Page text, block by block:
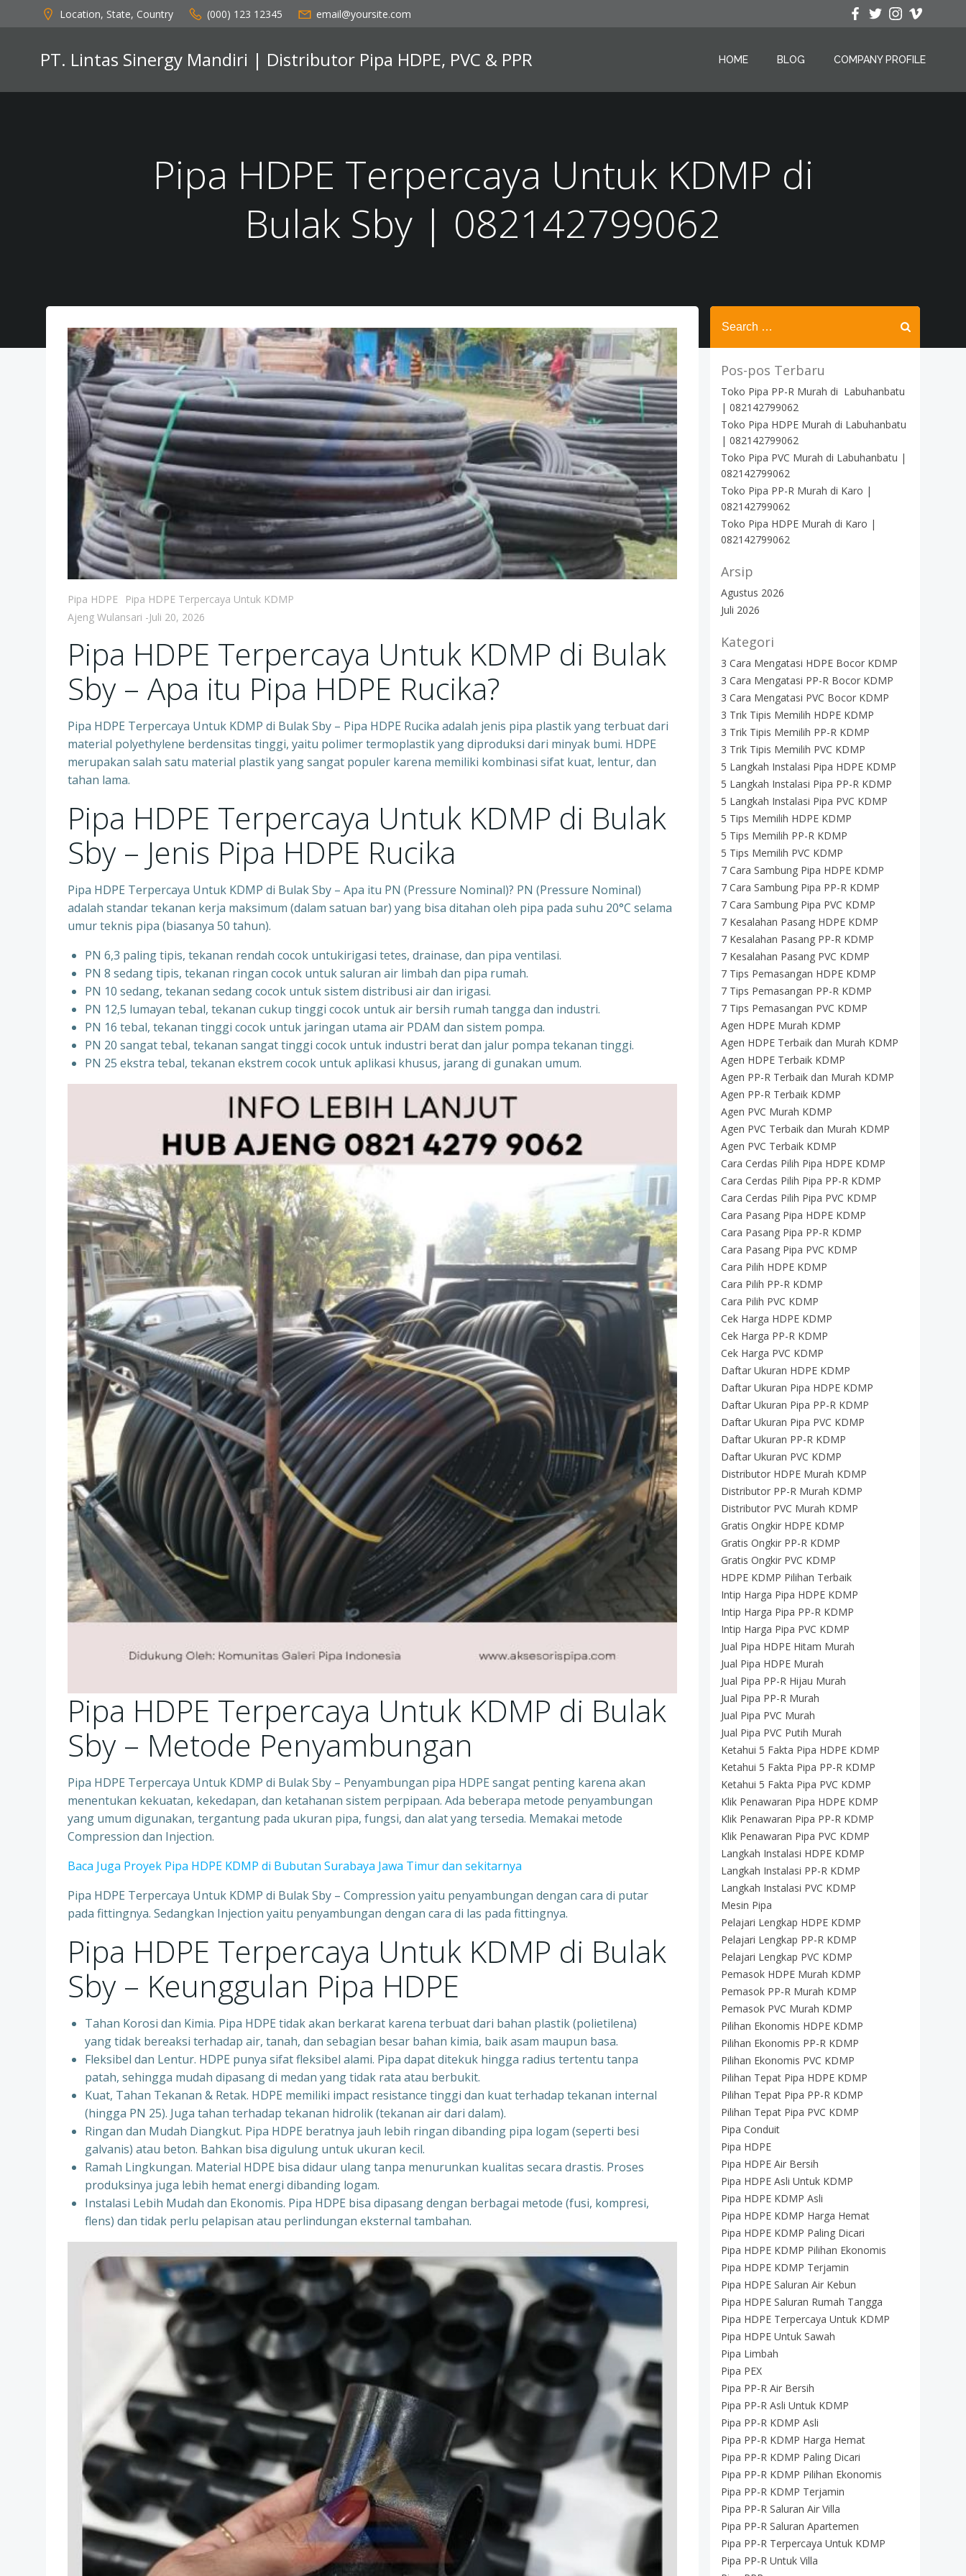
to
Location, State, Country (000) 123 12345 email@yoursite.com
PT. Lintas Sinergy Mandiri | Distributor Pipa HDPE, PVC & PPR HOME BLOG COMPANY PROFILE
Pipa HDPE Terpercaya Untuk KDMP di
Bulak Sby | 082142799062
Pipa HDPE
Pipa HDPE Terpercaya Untuk KDMP
Ajeng Wulansari -Juli 20, 2026
Pipa HDPE Terpercaya Untuk KDMP di Bulak
Sby – Apa itu Pipa HDPE Rucika?
Pipa HDPE Terpercaya Untuk KDMP di Bulak Sby – Pipa HDPE Rucika adalah jenis pipa plastik yang terbuat dari
material polyethylene berdensitas tinggi, yaitu polimer termoplastik yang diproduksi dari minyak bumi. HDPE
merupakan salah satu material plastik yang sangat populer karena memiliki kombinasi sifat kuat, lentur, dan
tahan lama.
Pipa HDPE Terpercaya Untuk KDMP di Bulak
Sby – Jenis Pipa HDPE Rucika
Pipa HDPE Terpercaya Untuk KDMP di Bulak Sby – Apa itu PN (Pressure Nominal)? PN (Pressure Nominal)
adalah standar tekanan kerja maksimum (dalam satuan bar) yang bisa ditahan oleh pipa pada suhu 20°C selama
umur teknis pipa (biasanya 50 tahun).
PN 6,3 paling tipis, tekanan rendah cocok untukirigasi tetes, drainase, dan pipa ventilasi.
PN 8 sedang tipis, tekanan ringan cocok untuk saluran air limbah dan pipa rumah.
PN 10 sedang, tekanan sedang cocok untuk sistem distribusi air dan irigasi.
PN 12,5 lumayan tebal, tekanan cukup tinggi cocok untuk air bersih rumah tangga dan industri.
PN 16 tebal, tekanan tinggi cocok untuk jaringan utama air PDAM dan sistem pompa.
PN 20 sangat tebal, tekanan sangat tinggi cocok untuk industri berat dan jalur pompa tekanan tinggi.
PN 25 ekstra tebal, tekanan ekstrem cocok untuk aplikasi khusus, jarang di gunakan umum.
Pipa HDPE Terpercaya Untuk KDMP di Bulak
Sby – Metode Penyambungan
Pipa HDPE Terpercaya Untuk KDMP di Bulak Sby – Penyambungan pipa HDPE sangat penting karena akan
menentukan kekuatan, kekedapan, dan ketahanan sistem perpipaan. Ada beberapa metode penyambungan
yang umum digunakan, tergantung pada ukuran pipa, fungsi, dan alat yang tersedia. Memakai metode
Compression dan Injection.
Baca Juga Proyek Pipa HDPE KDMP di Bubutan Surabaya Jawa Timur dan sekitarnya
Pipa HDPE Terpercaya Untuk KDMP di Bulak Sby – Compression yaitu penyambungan dengan cara di putar
pada fittingnya. Sedangkan Injection yaitu penyambungan dengan cara di las pada fittingnya.
Pipa HDPE Terpercaya Untuk KDMP di Bulak
Sby – Keunggulan Pipa HDPE
Tahan Korosi dan Kimia. Pipa HDPE tidak akan berkarat karena terbuat dari bahan plastik (polietilena)
yang tidak bereaksi terhadap air, tanah, dan sebagian besar bahan kimia, baik asam maupun basa.
Fleksibel dan Lentur. HDPE punya sifat fleksibel alami. Pipa dapat ditekuk hingga radius tertentu tanpa
patah, sehingga mudah dipasang di medan yang tidak rata atau berbukit.
Kuat, Tahan Tekanan & Retak. HDPE memiliki impact resistance tinggi dan kuat terhadap tekanan internal
(hingga PN 25). Juga tahan terhadap tekanan hidrolik (tekanan air dari dalam).
Ringan dan Mudah Diangkut. Pipa HDPE beratnya jauh lebih ringan dibanding pipa logam (seperti besi
galvanis) atau beton. Bahkan bisa digulung untuk ukuran kecil.
Ramah Lingkungan. Material HDPE bisa didaur ulang tanpa menurunkan kualitas secara drastis. Proses
produksinya juga lebih hemat energi dibanding logam.
Instalasi Lebih Mudah dan Ekonomis. Pipa HDPE bisa dipasang dengan berbagai metode (fusi, kompresi,
flens) dan tidak perlu pelapisan atau perlindungan eksternal tambahan.
Search
for:
Pos-pos Terbaru
Toko Pipa PP-R Murah di Labuhanbatu
| 082142799062
Toko Pipa HDPE Murah di Labuhanbatu
| 082142799062
Toko Pipa PVC Murah di Labuhanbatu |
082142799062
Toko Pipa PP-R Murah di Karo |
082142799062
Toko Pipa HDPE Murah di Karo |
082142799062
Arsip
Agustus 2026
Juli 2026
Kategori
3 Cara Mengatasi HDPE Bocor KDMP
3 Cara Mengatasi PP-R Bocor KDMP
3 Cara Mengatasi PVC Bocor KDMP
3 Trik Tipis Memilih HDPE KDMP
3 Trik Tipis Memilih PP-R KDMP
3 Trik Tipis Memilih PVC KDMP
5 Langkah Instalasi Pipa HDPE KDMP
5 Langkah Instalasi Pipa PP-R KDMP
5 Langkah Instalasi Pipa PVC KDMP
5 Tips Memilih HDPE KDMP
5 Tips Memilih PP-R KDMP
5 Tips Memilih PVC KDMP
7 Cara Sambung Pipa HDPE KDMP
7 Cara Sambung Pipa PP-R KDMP
7 Cara Sambung Pipa PVC KDMP
7 Kesalahan Pasang HDPE KDMP
7 Kesalahan Pasang PP-R KDMP
7 Kesalahan Pasang PVC KDMP
7 Tips Pemasangan HDPE KDMP
7 Tips Pemasangan PP-R KDMP
7 Tips Pemasangan PVC KDMP
Agen HDPE Murah KDMP
Agen HDPE Terbaik dan Murah KDMP
Agen HDPE Terbaik KDMP
Agen PP-R Terbaik dan Murah KDMP
Agen PP-R Terbaik KDMP
Agen PVC Murah KDMP
Agen PVC Terbaik dan Murah KDMP
Agen PVC Terbaik KDMP
Cara Cerdas Pilih Pipa HDPE KDMP
Cara Cerdas Pilih Pipa PP-R KDMP
Cara Cerdas Pilih Pipa PVC KDMP
Cara Pasang Pipa HDPE KDMP
Cara Pasang Pipa PP-R KDMP
Cara Pasang Pipa PVC KDMP
Cara Pilih HDPE KDMP
Cara Pilih PP-R KDMP
Cara Pilih PVC KDMP
Cek Harga HDPE KDMP
Cek Harga PP-R KDMP
Cek Harga PVC KDMP
Daftar Ukuran HDPE KDMP
Daftar Ukuran Pipa HDPE KDMP
Daftar Ukuran Pipa PP-R KDMP
Daftar Ukuran Pipa PVC KDMP
Daftar Ukuran PP-R KDMP
Daftar Ukuran PVC KDMP
Distributor HDPE Murah KDMP
Distributor PP-R Murah KDMP
Distributor PVC Murah KDMP
Gratis Ongkir HDPE KDMP
Gratis Ongkir PP-R KDMP
Gratis Ongkir PVC KDMP
HDPE KDMP Pilihan Terbaik
Intip Harga Pipa HDPE KDMP
Intip Harga Pipa PP-R KDMP
Intip Harga Pipa PVC KDMP
Jual Pipa HDPE Hitam Murah
Jual Pipa HDPE Murah
Jual Pipa PP-R Hijau Murah
Jual Pipa PP-R Murah
Jual Pipa PVC Murah
Jual Pipa PVC Putih Murah
Ketahui 5 Fakta Pipa HDPE KDMP
Ketahui 5 Fakta Pipa PP-R KDMP
Ketahui 5 Fakta Pipa PVC KDMP
Klik Penawaran Pipa HDPE KDMP
Klik Penawaran Pipa PP-R KDMP
Klik Penawaran Pipa PVC KDMP
Langkah Instalasi HDPE KDMP
Langkah Instalasi PP-R KDMP
Langkah Instalasi PVC KDMP
Mesin Pipa
Pelajari Lengkap HDPE KDMP
Pelajari Lengkap PP-R KDMP
Pelajari Lengkap PVC KDMP
Pemasok HDPE Murah KDMP
Pemasok PP-R Murah KDMP
Pemasok PVC Murah KDMP
Pilihan Ekonomis HDPE KDMP
Pilihan Ekonomis PP-R KDMP
Pilihan Ekonomis PVC KDMP
Pilihan Tepat Pipa HDPE KDMP
Pilihan Tepat Pipa PP-R KDMP
Pilihan Tepat Pipa PVC KDMP
Pipa Conduit
Pipa HDPE
Pipa HDPE Air Bersih
Pipa HDPE Asli Untuk KDMP
Pipa HDPE KDMP Asli
Pipa HDPE KDMP Harga Hemat
Pipa HDPE KDMP Paling Dicari
Pipa HDPE KDMP Pilihan Ekonomis
Pipa HDPE KDMP Terjamin
Pipa HDPE Saluran Air Kebun
Pipa HDPE Saluran Rumah Tangga
Pipa HDPE Terpercaya Untuk KDMP
Pipa HDPE Untuk Sawah
Pipa Limbah
Pipa PEX
Pipa PP-R Air Bersih
Pipa PP-R Asli Untuk KDMP
Pipa PP-R KDMP Asli
Pipa PP-R KDMP Harga Hemat
Pipa PP-R KDMP Paling Dicari
Pipa PP-R KDMP Pilihan Ekonomis
Pipa PP-R KDMP Terjamin
Pipa PP-R Saluran Air Villa
Pipa PP-R Saluran Apartemen
Pipa PP-R Terpercaya Untuk KDMP
Pipa PP-R Untuk Villa